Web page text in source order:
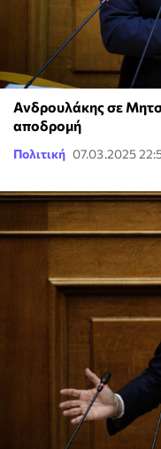
Ανδρουλάκης σε
αποδρομή
Πολιτική 07.03.2025